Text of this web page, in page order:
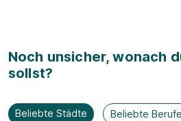
Noch unsicher, wonach
sollst?
Beliebte Städte Beliebte Berufe